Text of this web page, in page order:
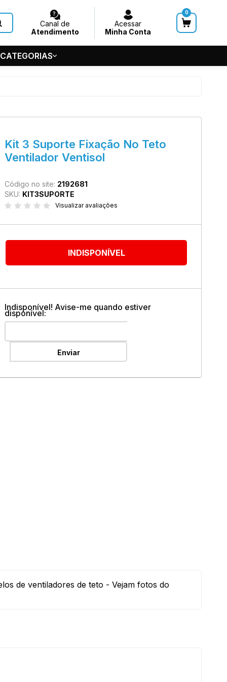
Canal de
Atendimento
5686
Acessar
Minha Conta
0
Teto
Kit 3 Suporte Fixação No Teto
Ventilador Ventisol
Código no site: 2192681
SKU: KIT3SUPORTE
Visualizar avaliações
INDISPONÍVEL
Indisponível! Avise-me quando estiver
disponível:
Enviar
de ventiladores de teto - Vejam fotos do